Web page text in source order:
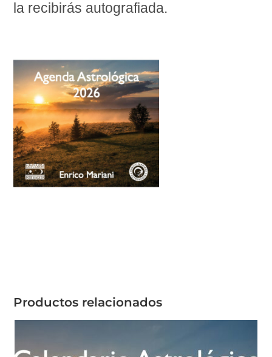
la recibirás autografiada.
Productos relacionados